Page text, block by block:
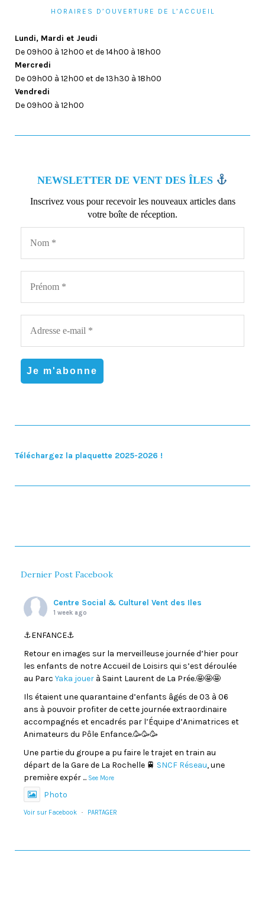
HORAIRES D’OUVERTURE DE L’ACCUEIL
Lundi, Mardi et Jeudi
De 09h00 à 12h00 et de 14h00 à 18h00
Mercredi
De 09h00 à 12h00 et de 13h30 à 18h00
Vendredi
De 09h00 à 12h00
NEWSLETTER DE VENT DES ÎLES
Inscrivez vous pour recevoir les nouveaux articles dans
votre boîte de réception.
Téléchargez la plaquette 2025-2026 !
Dernier Post Facebook
Centre Social & Culturel Vent des Iles
1 week ago
⚓️ENFANCE⚓️
Retour en images sur la merveilleuse journée d’hier pour
les enfants de notre Accueil de Loisirs qui s’est déroulée
au Parc Yaka jouer à Saint Laurent de La Prée.🤩🤩🤩
Ils étaient une quarantaine d’enfants âgés de 03 à 06
ans à pouvoir profiter de cette journée extraordinaire
accompagnés et encadrés par l’Équipe d’Animatrices et
Animateurs du Pôle Enfance.🥳🥳🥳
Une partie du groupe a pu faire le trajet en train au
départ de la Gare de La Rochelle 🚆 SNCF Réseau, une
première expér ... See More
Photo
Voir sur Facebook · PARTAGER